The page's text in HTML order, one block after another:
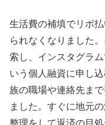
生活費の補填でリボ
られなくなりました
索し、インスタグラ
いう個人融資に申し
族の職場や連絡先ま
ました。すぐに地元